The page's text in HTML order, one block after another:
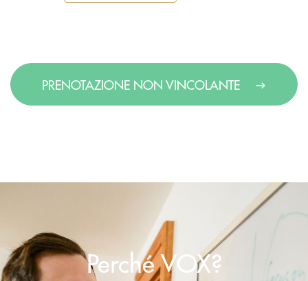
PRENOTAZIONE NON VINCOLANTE
Perché VOX?